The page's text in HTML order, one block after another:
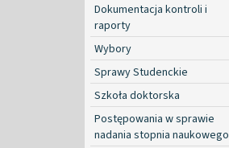
Dokumentacja kontroli i
raporty
Wybory
Sprawy Studenckie
Szkoła doktorska
Postępowania w sprawie
nadania stopnia naukowego